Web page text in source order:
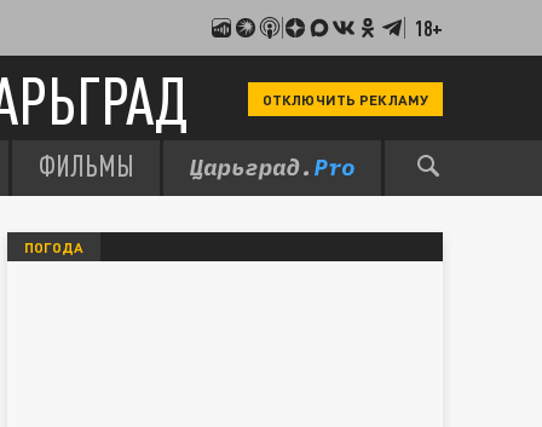
18+
ОТКЛЮЧИТЬ РЕКЛАМУ
ФИЛЬМЫ
ПОГОДА